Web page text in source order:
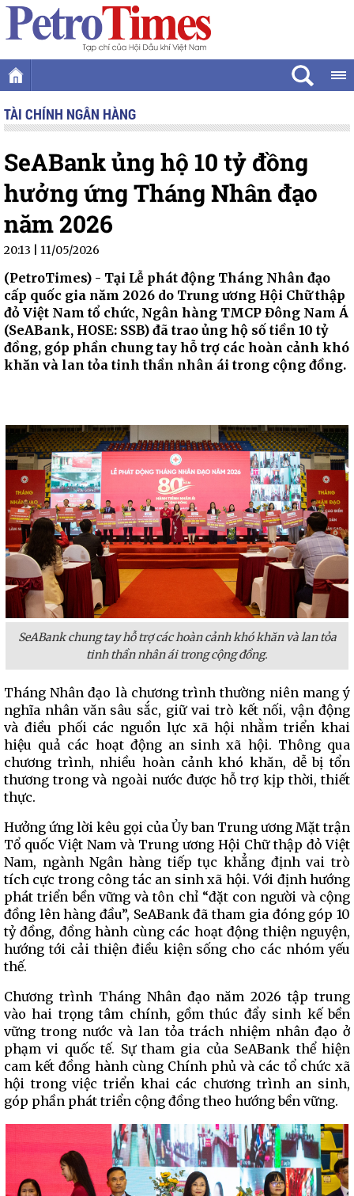
TÀI CHÍNH NGÂN HÀNG
SeABank ủng hộ 10 tỷ đồng
hưởng ứng Tháng Nhân đạo
năm 2026
20:13 | 11/05/2026
(PetroTimes) - Tại Lễ phát động Tháng Nhân đạo
cấp quốc gia năm 2026 do Trung ương Hội Chữ thập
đỏ Việt Nam tổ chức, Ngân hàng TMCP Đông Nam Á
(SeABank, HOSE: SSB) đã trao ủng hộ số tiền 10 tỷ
đồng, góp phần chung tay hỗ trợ các hoàn cảnh khó
khăn và lan tỏa tinh thần nhân ái trong cộng đồng.
SeABank chung tay hỗ trợ các hoàn cảnh khó khăn và lan tỏa
tinh thần nhân ái trong cộng đồng.
Tháng Nhân đạo là chương trình thường niên mang ý
nghĩa nhân văn sâu sắc, giữ vai trò kết nối, vận động
và điều phối các nguồn lực xã hội nhằm triển khai
hiệu quả các hoạt động an sinh xã hội. Thông qua
chương trình, nhiều hoàn cảnh khó khăn, dễ bị tổn
thương trong và ngoài nước được hỗ trợ kịp thời, thiết
thực.
Hưởng ứng lời kêu gọi của Ủy ban Trung ương Mặt trận
Tổ quốc Việt Nam và Trung ương Hội Chữ thập đỏ Việt
Nam, ngành Ngân hàng tiếp tục khẳng định vai trò
tích cực trong công tác an sinh xã hội. Với định hướng
phát triển bền vững và tôn chỉ “đặt con người và cộng
đồng lên hàng đầu”, SeABank đã tham gia đóng góp 10
tỷ đồng, đồng hành cùng các hoạt động thiện nguyện,
hướng tới cải thiện điều kiện sống cho các nhóm yếu
thế.
Chương trình Tháng Nhân đạo năm 2026 tập trung
vào hai trọng tâm chính, gồm thúc đẩy sinh kế bền
vững trong nước và lan tỏa trách nhiệm nhân đạo ở
phạm vi quốc tế. Sự tham gia của SeABank thể hiện
cam kết đồng hành cùng Chính phủ và các tổ chức xã
hội trong việc triển khai các chương trình an sinh,
góp phần phát triển cộng đồng theo hướng bền vững.